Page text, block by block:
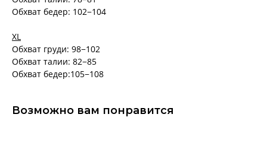
Обхват бедер: 102−104
XL
Обхват груди: 98−102
Обхват талии: 82−85
Обхват бедер:105−108
Возможно вам понравится